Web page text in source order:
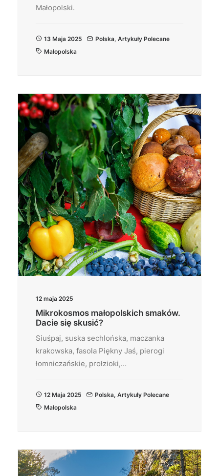
Małopolski.
13 Maja 2025 Polska, Artykuły Polecane
Małopolska
12 maja 2025
Mikrokosmos małopolskich smaków.
Dacie się skusić?
Siuśpaj, suska sechlońska, maczanka
krakowska, fasola Piękny Jaś, pierogi
łomniczańskie, prołzioki,…
12 Maja 2025 Polska, Artykuły Polecane
Małopolska